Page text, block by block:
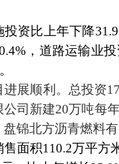
投资比上年下降
，道路运输业
。
进展顺利。总投资
公司新建20万吨每
锦北方沥青燃料
售面积110.2万平方